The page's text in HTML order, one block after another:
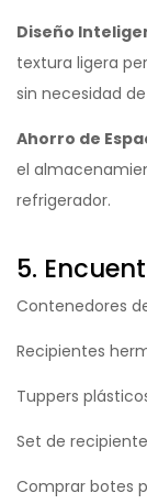
Diseño
textura ligera
sin necesidad
Ahorro de
el
refrigerador.
5.
Contenedores
Recipientes
Tuppers
Set de
Comprar botes